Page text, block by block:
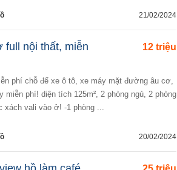
21/02/2024
12 triệu
full nội thất, miễn
phí! diện tích 125m², 2 phòng ngủ, 2 phòng
vali vào ở! -1 phòng ...
20/02/2024